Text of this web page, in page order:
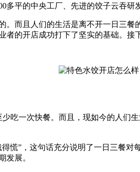
多平的中央工厂、先进的饺子云吞
。而且人们的生活是离不开一日三
的开店成功打下了坚实的基础。接
吃一次快餐。而且，现如今的人
慌”，这句话充分说明了一日三餐
发展。